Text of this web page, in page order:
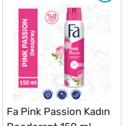
Fa Pink Passion Kadın